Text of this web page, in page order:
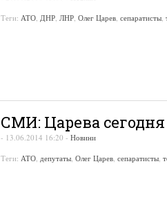
Теги: АТО ДНР ЛНР Олег Царев сепаратисты
СМИ: Царева
- 13.06.2014 16:20 - Новини
Теги: АТО, депутаты, Олег Царев, сепаратисты,